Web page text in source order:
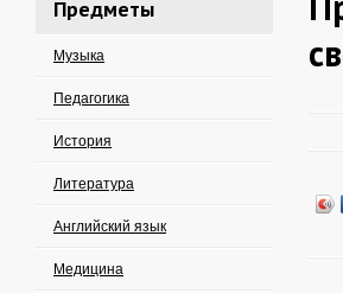
Предметы
Музыка
Педагогика
История
Литература
Английский язык
Медицина